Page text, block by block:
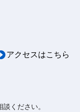
アクセスはこちら
ください。